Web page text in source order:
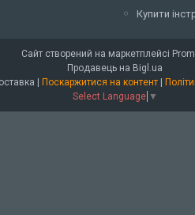
Купити
Сайт створений на маркетплейсі
Продавець на Bigl.ua
ІнструментПоставка | Поскаржитися на контент |
Select Language ▼